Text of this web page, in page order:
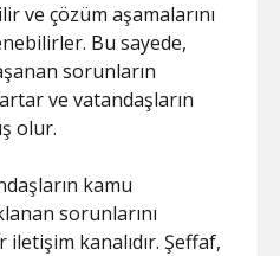
ve çözüm aşamalarını
Bu sayede,
sorunların
ve vatandaşların
olur.
kamu
sorunlarını
kanalıdır. Şeffaf,